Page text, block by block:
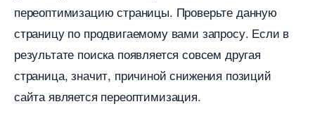
переоптимизацию страницы. Проверьте данную
страницу по продвигаемому вами запросу. Если
результате поиска появляется совсем другая
страница, значит, причиной снижения позиций
сайта является переоптимизация.